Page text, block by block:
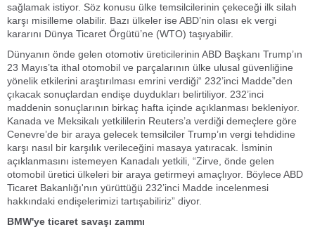
sağlamak istiyor. Söz konusu ülke temsilcilerinin çekeceği ilk silah
karşı misilleme olabilir. Bazı ülkeler ise ABD’nin olası ek vergi
kararını Dünya Ticaret Örgütü’ne (WTO) taşıyabilir.
Dünyanın önde gelen otomotiv üreticilerinin ABD Başkanı Trump’ın
23 Mayıs’ta ithal otomobil ve parçalarının ülke ulusal güvenliğine
yönelik etkilerini araştırılması emrini verdiği“ 232’inci Madde”den
çıkacak sonuçlardan endişe duydukları belirtiliyor. 232’inci
maddenin sonuçlarının birkaç hafta içinde açıklanması bekleniyor.
Kanada ve Meksikalı yetkililerin Reuters’a verdiği demeçlere göre
Cenevre’de bir araya gelecek temsilciler Trump’ın vergi tehdidine
karşı nasıl bir karşılık verileceğini masaya yatıracak. İsminin
açıklanmasını istemeyen Kanadalı yetkili, “Zirve, önde gelen
otomobil üretici ülkeleri bir araya getirmeyi amaçlıyor. Böylece ABD
Ticaret Bakanlığı'nın yürüttüğü 232’inci Madde incelenmesi
hakkındaki endişelerimizi tartışabiliriz” diyor.
BMW'ye ticaret savaşı zammı